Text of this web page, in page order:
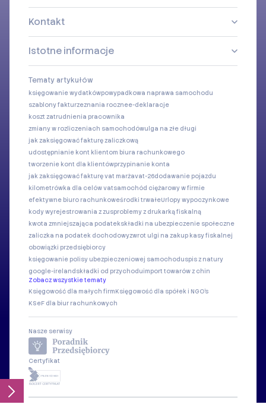
Kontakt
Istotne informacje
Tematy artykułów
księgowanie wydatkówpowypadkowa naprawa samochodu
szablony fakturzeznania rocznee-deklaracje
koszt zatrudnienia pracownika
zmiany w rozliczeniach samochodówulga na złe długi
jak zaksięgować fakturę zaliczkową
udostępnianie kont klientom biura rachunkowego
tworzenie kont dla klientówprzypinanie konta
jak zaksięgować fakturę vat marżavat-26dodawanie pojazdu
kilometrówka dla celów vatsamochód ciężarowy w firmie
efektywne biuro rachunkoweśrodki trwałeUrlopy wypoczynkowe
kody wyrejestrowania z zusproblemy z drukarką fiskalną
kwota zmniejszająca podatekskładki na ubezpieczenie społeczne
zaliczka na podatek dochodowyzwrot ulgi na zakup kasy fiskalnej
obowiązki przedsiębiorcy
księgowanie polisy ubezpieczeniowej samochoduspis z natury
google-ireland składki od przychoduimport towarów z chin
Zobacz wszystkie tematy
Księgowość dla małych firmKsięgowość dla spółek i NGO's
KSeF dla biur rachunkowych
Nasze serwisy
Certyfikat